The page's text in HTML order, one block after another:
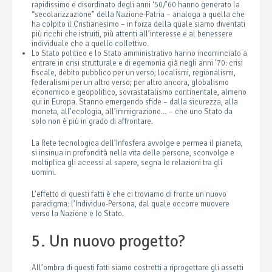
rapidissimo e disordinato degli anni ‘50/’60 hanno generato la
“secolarizzazione” della Nazione-Patria – analoga a quella che
ha colpito il Cristianesimo – in forza della quale siamo diventati
più ricchi che istruiti, più attenti all’interesse e al benessere
individuale che a quello collettivo.
Lo Stato politico e lo Stato amministrativo hanno incominciato a
entrare in crisi strutturale e di egemonia già negli anni ’70: crisi
fiscale, debito pubblico per un verso; localismi, regionalismi,
federalismi per un altro verso; per altro ancora, globalismo
economico e geopolitico, sovrastatalismo continentale, almeno
qui in Europa. Stanno emergendo sfide – dalla sicurezza, alla
moneta, all’ecologia, all’immigrazione… – che uno Stato da
solo non è più in grado di affrontare.
La Rete tecnologica dell’Infosfera avvolge e permea il pianeta,
si insinua in profondità nella vita delle persone, sconvolge e
moltiplica gli accessi al sapere, segna le relazioni tra gli
uomini.
L’effetto di questi fatti è che ci troviamo di fronte un nuovo
paradigma: l’Individuo-Persona, dal quale occorre muovere
verso la Nazione e lo Stato.
5. Un nuovo progetto?
All’ombra di questi fatti siamo costretti a riprogettare gli assetti